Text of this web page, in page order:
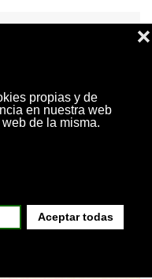
MI CUENTA